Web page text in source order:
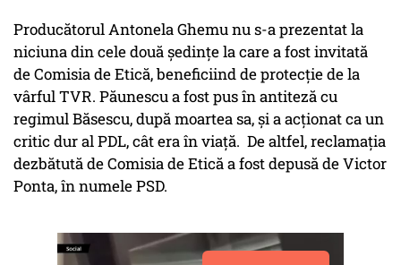
Producătorul Antonela Ghemu nu s-a prezentat la
niciuna din cele două şedinţe la care a fost invitată
de Comisia de Etică, beneficiind de protecţie de la
vârful TVR. Păunescu a fost pus în antiteză cu
regimul Băsescu, după moartea sa, şi a acţionat ca un
critic dur al PDL, cât era în viaţă. De altfel, reclamaţia
dezbătută de Comisia de Etică a fost depusă de Victor
Ponta, în numele PSD.